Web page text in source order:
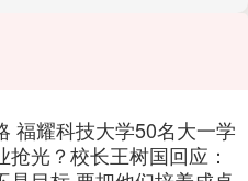
福耀科技大学50名大一学
抢光？校长王树国回应：